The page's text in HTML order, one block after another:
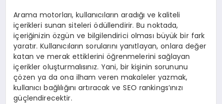
Arama motorları, kullanıcıların aradığı ve kaliteli
içerikleri sunan siteleri ödüllendirir. Bu noktada,
içeriğinizin özgün ve bilgilendirici olması büyük bir fark
yaratır. Kullanıcıların sorularını yanıtlayan, onlara değer
katan ve merak ettiklerini öğrenmelerini sağlayan
içerikler oluşturmalısınız. Yani, bir kişinin sorununu
çözen ya da ona ilham veren makaleler yazmak,
kullanıcı bağlılığını artıracak ve SEO rankings’ınızı
güçlendirecektir.